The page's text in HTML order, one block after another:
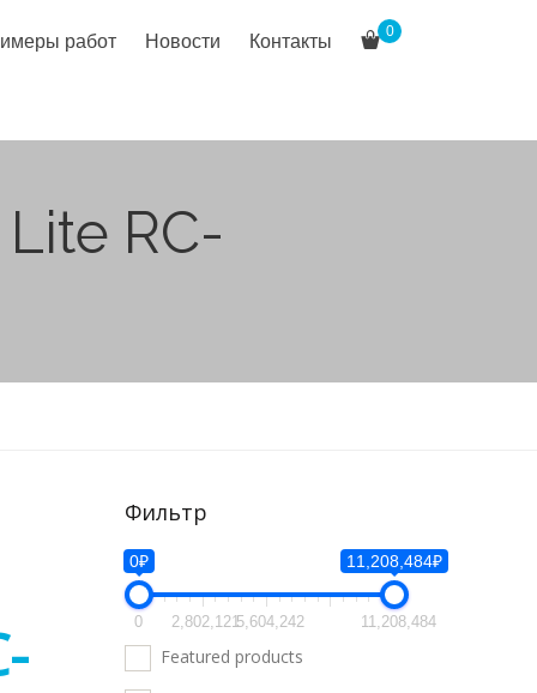
работ Новости Контакты 0
RC-
Фильтр
0₽ 11,208,484₽
0 2,802,1215,604,242 11,208,484
Featured products